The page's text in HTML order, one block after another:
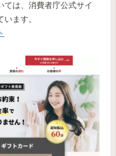
は、消費者庁公式サイ
います。